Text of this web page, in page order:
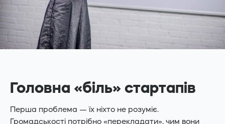
Головна «біль» стартапів
Перша проблема — їх ніхто не розуміє.
Громадськості потрібно «перекладати», чим вони